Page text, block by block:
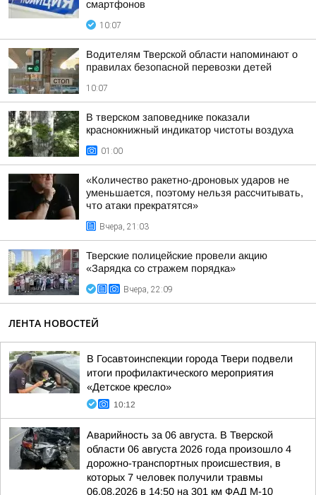
смартфонов
10:07
Водителям Тверской области напоминают о
правилах безопасной перевозки детей
10:07
В тверском заповеднике показали
краснокнижный индикатор чистоты воздуха
01:00
«Количество ракетно-дроновых ударов не
уменьшается, поэтому нельзя рассчитывать,
что атаки прекратятся»
Вчера, 21:03
Тверские полицейские провели акцию
«Зарядка со стражем порядка»
Вчера, 22:09
ЛЕНТА НОВОСТЕЙ
В Госавтоинспекции города Твери подвели
итоги профилактического мероприятия
«Детское кресло»
10:12
Аварийность за 06 августа. В Тверской
области 06 августа 2026 года произошло 4
дорожно-транспортных происшествия, в
которых 7 человек получили травмы
06.08.2026 в 14:50 на 301 км ФАД М-10